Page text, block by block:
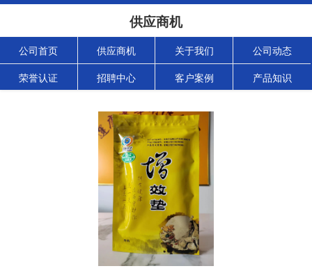
供应商机
公司首页 供应商机 关于我们 公司动态
荣誉认证 招聘中心 客户案例 产品知识